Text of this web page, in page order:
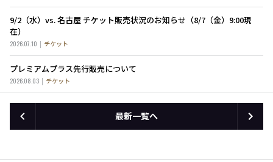
9/2（水）vs. 名古屋 チケット販売状況のお知らせ（8/7（金）9:00現
在）
2026.07.10 チケット
プレミアムプラス先行販売について
2026.08.03 チケット
最新一覧へ